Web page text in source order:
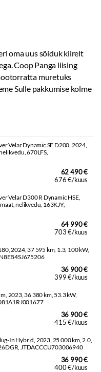
oma uus sõiduk kiirelt
Coop Panga liising
muretuks
Sulle pakkumise kolme
62 490 €
676 €/kuus
64 990 €
703 €/kuus
36 900 €
399 €/kuus
36 900 €
415 €/kuus
36 990 €
400 €/kuus